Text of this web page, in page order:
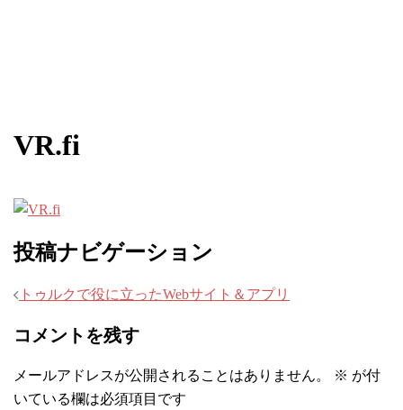
VR.fi
投稿ナビゲーション
トゥルクで役に立ったWebサイト＆アプリ
コメントを残す
メールアドレスが公開されることはありません。 ※ が付
いている欄は必須項目です